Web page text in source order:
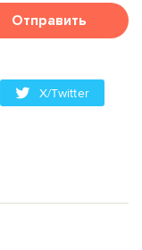
Отправить
X/Twitter